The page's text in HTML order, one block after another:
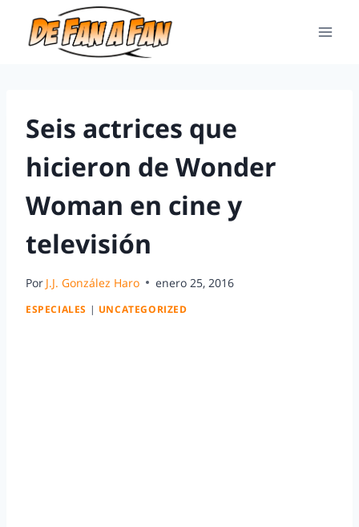
Seis actrices que
hicieron de Wonder
Woman en cine y
televisión
Por J.J. González Haro enero 25, 2016
ESPECIALES | UNCATEGORIZED